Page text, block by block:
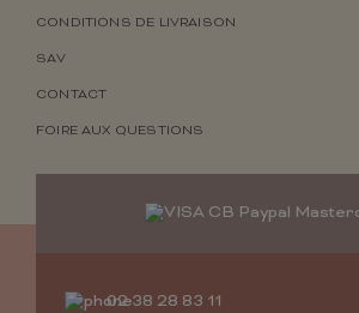
CONDITIONS DE LIVRAISON
SAV
CONTACT
FOIRE AUX QUESTIONS
02 38 28 83 11